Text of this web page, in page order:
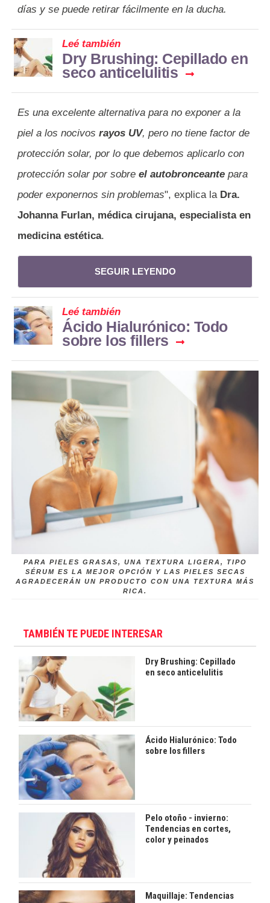
días y se puede retirar fácilmente en la ducha.
Leé también
Dry Brushing: Cepillado en
seco anticelulitis
Es una excelente alternativa para no exponer a la
piel a los nocivos rayos UV, pero no tiene factor de
protección solar, por lo que debemos aplicarlo con
protección solar por sobre el autobronceante para
poder exponernos sin problemas", explica la Dra.
Johanna Furlan, médica cirujana, especialista en
medicina estética.
SEGUIR LEYENDO
Leé también
Ácido Hialurónico: Todo
sobre los fillers
PARA PIELES GRASAS, UNA TEXTURA LIGERA, TIPO
SÉRUM ES LA MEJOR OPCIÓN Y LAS PIELES SECAS
AGRADECERÁN UN PRODUCTO CON UNA TEXTURA MÁS
RICA.
TAMBIÉN TE PUEDE INTERESAR
Dry Brushing: Cepillado
en seco anticelulitis
Ácido Hialurónico: Todo
sobre los fillers
Pelo otoño - invierno:
Tendencias en cortes,
color y peinados
Maquillaje: Tendencias